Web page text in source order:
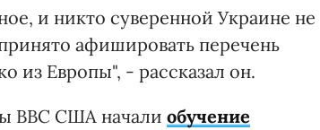
и никто суверенной Украине не
афишировать перечень
из Европы", - рассказал он.
ВВС США начали обучение